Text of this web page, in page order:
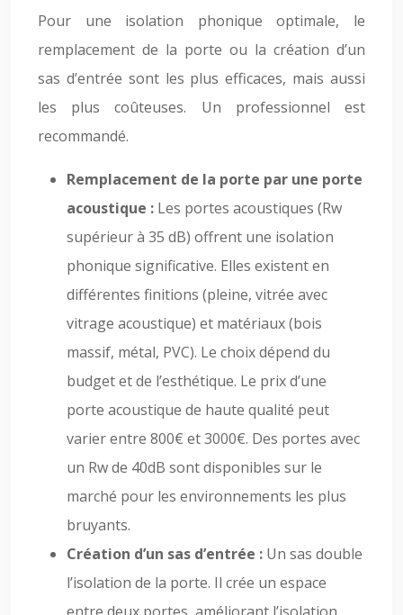
Pour une isolation phonique optimale, le
remplacement de la porte ou la création d’un
sas d’entrée sont les plus efficaces, mais aussi
les plus coûteuses. Un professionnel est
recommandé.
Remplacement de la porte par une porte
acoustique : Les portes acoustiques (Rw
supérieur à 35 dB) offrent une isolation
phonique significative. Elles existent en
différentes finitions (pleine, vitrée avec
vitrage acoustique) et matériaux (bois
massif, métal, PVC). Le choix dépend du
budget et de l’esthétique. Le prix d’une
porte acoustique de haute qualité peut
varier entre 800€ et 3000€. Des portes avec
un Rw de 40dB sont disponibles sur le
marché pour les environnements les plus
bruyants.
Création d’un sas d’entrée : Un sas double
l’isolation de la porte. Il crée un espace